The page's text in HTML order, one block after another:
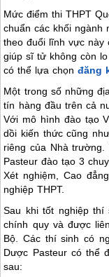
Mức điểm thi THPT
chuẩn các khối
theo đuổi lĩnh vực này
giúp sĩ tử không còn
có thể lựa chọnđăng
Một trong số những
tín hàng đầu trên cả
Với mô hình đào tạo
dồi kiến thức cũng
riêng của Nhà
Pasteur đào tạo 3
Xét nghiệm, Cao
nghiệp THPT.
Sau khi tốt nghiệp
chính quy và được
Bộ. Các thí sinh có
Dược Pasteur có thể
sau: